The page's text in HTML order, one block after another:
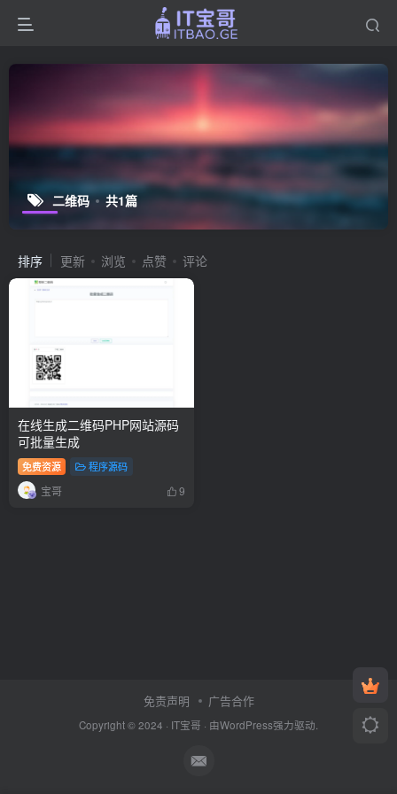
二维码 共1篇
排序 更新 浏览 点赞 评论
在线生成二维码PHP网站源码
可批量生成
免费资源 程序源码
宝哥 9
免责声明 广告合作
Copyright © 2024 · IT宝哥 · 由WordPress强力驱动.